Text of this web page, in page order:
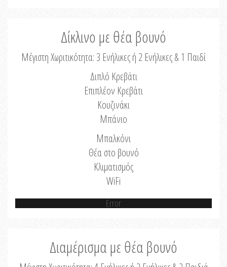
Δίκλινο με θέα βουνό
Μέγιστη Χωριτικότητα: 3 Ενήλικες ή 2 Ενήλικες & 1 Παιδί
Διπλό Κρεβάτι
Επιπλέον Κρεβάτι
Κουζινάκι
Μπάνιο
Μπαλκόνι
Θέα στο βουνό
Κλιματισμός
WiFi
Error
Διαμέρισμα με θέα βουνό